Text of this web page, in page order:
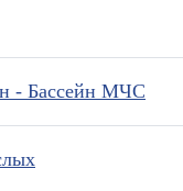
- Бассейн МЧС